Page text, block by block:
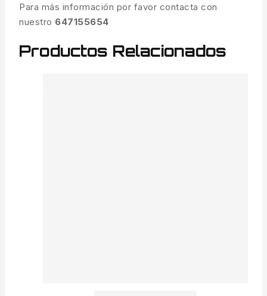
Para más información por favor contacta con
nuestro 647155654
Productos Relacionados